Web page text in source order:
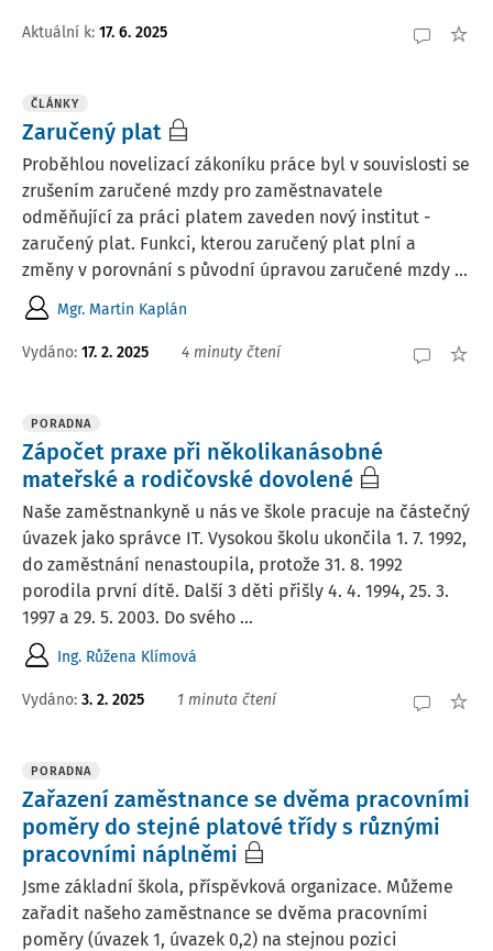
Aktuální k: 17. 6. 2025
ČLÁNKY
Zaručený plat
Proběhlou novelizací zákoníku práce byl v souvislosti se
zrušením zaručené mzdy pro zaměstnavatele
odměňující za práci platem zaveden nový institut -
zaručený plat. Funkci, kterou zaručený plat plní a
změny v porovnání s původní úpravou zaručené mzdy ...
Mgr. Martin Kaplán
Vydáno: 17. 2. 2025 4 minuty čtení
PORADNA
Zápočet praxe při několikanásobné
mateřské a rodičovské dovolené
Naše zaměstnankyně u nás ve škole pracuje na částečný
úvazek jako správce IT. Vysokou školu ukončila 1. 7. 1992,
do zaměstnání nenastoupila, protože 31. 8. 1992
porodila první dítě. Další 3 děti přišly 4. 4. 1994, 25. 3.
1997 a 29. 5. 2003. Do svého ...
Ing. Růžena Klímová
Vydáno: 3. 2. 2025 1 minuta čtení
PORADNA
Zařazení zaměstnance se dvěma pracovními
poměry do stejné platové třídy s různými
pracovními náplněmi
Jsme základní škola, příspěvková organizace. Můžeme
zařadit našeho zaměstnance se dvěma pracovními
poměry (úvazek 1, úvazek 0,2) na stejnou pozici